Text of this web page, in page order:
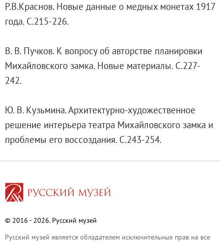
Молодёжный совет
Каталоги и альбомы
Научные сборники
Буклеты
Лекции и абонементы
Лекторий
Лекции
Абонементы
Открытая реставрация шедевров Григория
Детям
События
Искусство и технологии
Р.В.Краснов. Новые данные о медных монетах 1917
года. С.215-226.
В. В. Пучков. К вопросу об авторстве планировки
Михайловского замка. Новые материалы. С.227-
242.
Ю. В. Кузьмина. Архитектурно-художественное
решение интерьера театра Михайловского замка и
проблемы его воссоздания. С.243-254.
© 2016 - 2026. Русский музей
Русский музей является обладателем исключительных прав на все